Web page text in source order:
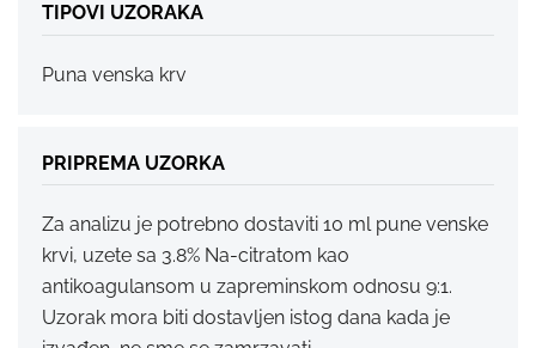
TIPOVI UZORAKA
Puna venska krv
PRIPREMA UZORKA
Za analizu je potrebno dostaviti 10 ml pune venske
krvi, uzete sa 3.8% Na-citratom kao
antikoagulansom u zapreminskom odnosu 9:1.
Uzorak mora biti dostavljen istog dana kada je